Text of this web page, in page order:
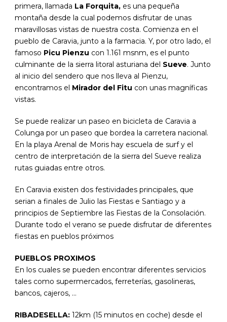
primera, llamada La Forquita, es una pequeña
montaña desde la cual podemos disfrutar de unas
maravillosas vistas de nuestra costa. Comienza en el
pueblo de Caravia, junto a la farmacia. Y, por otro lado, el
famoso Picu Pienzu con 1.161 msnm, es el punto
culminante de la sierra litoral asturiana del Sueve. Junto
al inicio del sendero que nos lleva al Pienzu,
encontramos el Mirador del Fitu con unas magníficas
vistas.
Se puede realizar un paseo en bicicleta de Caravia a
Colunga por un paseo que bordea la carretera nacional.
En la playa Arenal de Moris hay escuela de surf y el
centro de interpretación de la sierra del Sueve realiza
rutas guiadas entre otros.
En Caravia existen dos festividades principales, que
serian a finales de Julio las Fiestas e Santiago y a
principios de Septiembre las Fiestas de la Consolación.
Durante todo el verano se puede disfrutar de diferentes
fiestas en pueblos próximos
PUEBLOS PROXIMOS
En los cuales se pueden encontrar diferentes servicios
tales como supermercados, ferreterías, gasolineras,
bancos, cajeros, …
RIBADESELLA: 12km (15 minutos en coche) desde el